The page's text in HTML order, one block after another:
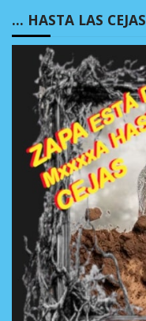
… HASTA LAS CEJAS